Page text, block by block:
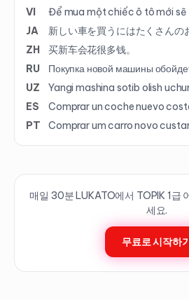
VI
Để mua một chiếc ô tô mới sẽ
JA
新しい車を買うにはたくさんの
ZH
买新车会花很多钱。
RU
Покупка новой машины
UZ
Yangi mashina sotib olish
ES
Comprar un coche nuevo
PT
Comprar um carro novo
매일 30분 LUKATO에서 TOPIK 1급
세요.
무료로 시작하